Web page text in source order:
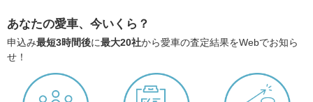
あなたの愛車、今いくら？
申込み最短3時間後に最大20社から愛車の査定結果をWebでお知ら
せ！